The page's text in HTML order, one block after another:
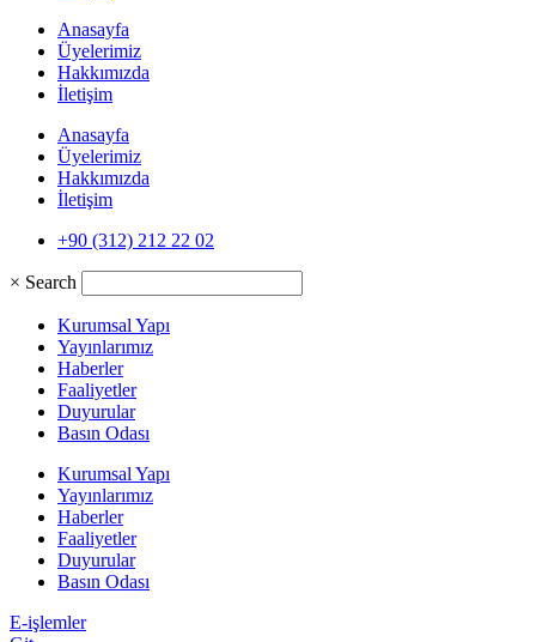
Anasayfa
Üyelerimiz
Hakkımızda
İletişim
Anasayfa
Üyelerimiz
Hakkımızda
İletişim
+90 (312) 212 22 02
× Search
Kurumsal Yapı
Yayınlarımız
Haberler
Faaliyetler
Duyurular
Basın Odası
Kurumsal Yapı
Yayınlarımız
Haberler
Faaliyetler
Duyurular
Basın Odası
E-işlemler